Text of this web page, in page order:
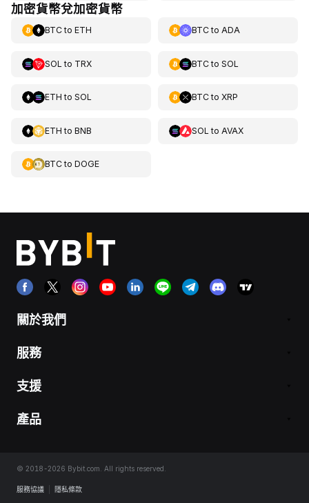
加密貨幣兌加密貨幣
BTCto ETH BTCto ADA
SOL to TRX BTCto SOL
ETH to SOL BTCto XRP
ETH to BNB SOL to AVAX
BTCto DOGE
關於我們
服務
支援
產品
© 2018-2026 Bybit.com. All rights reserved.
服務協議 隱私條款